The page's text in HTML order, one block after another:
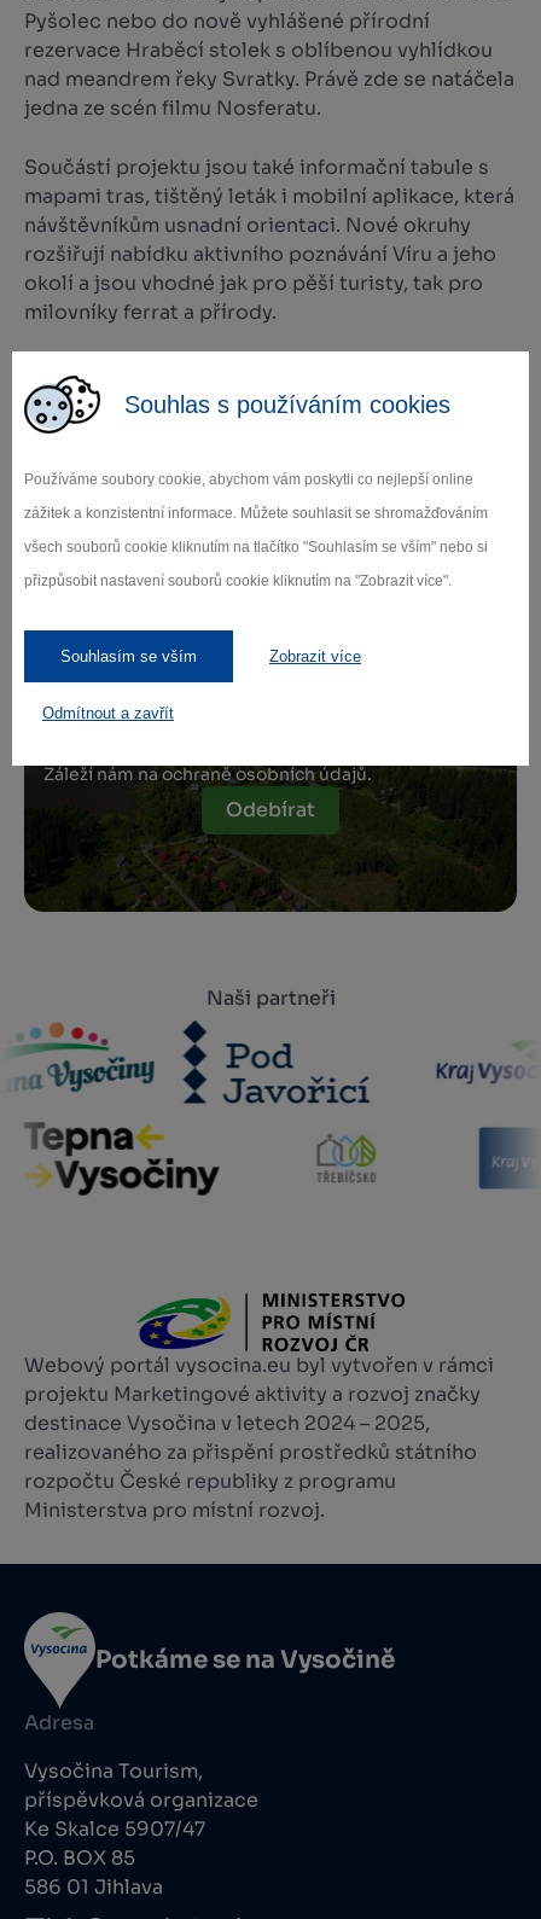
Souhlas s používáním cookies
Používáme soubory cookie, abychom vám poskytli co nejlepší online
zážitek a konzistentní informace. Můžete souhlasit se shromažďováním
všech souborů cookie kliknutím na tlačítko "Souhlasím se vším" nebo si
přizpůsobit nastavení souborů cookie kliknutím na "Zobrazit více".
Souhlasím se vším Zobrazit více
Odmítnout a zavřít
Pyšolec nebo do nově vyhlášené přírodní
rezervace Hraběcí stolek s oblíbenou vyhlídkou
nad meandrem řeky Svratky. Právě zde se natáčela
jedna ze scén filmu Nosferatu.
Součástí projektu jsou také informační tabule s
mapami tras, tištěný leták i mobilní aplikace, která
návštěvníkům usnadní orientaci. Nové okruhy
rozšiřují nabídku aktivního poznávání Víru a jeho
okolí a jsou vhodné jak pro pěší turisty, tak pro
milovníky ferrat a přírody.
Zdroj: Koruna Vysočiny
Zamilujte si Vysočinu
o novinkách.
Záleží nám na ochraně osobních údajů.
Odebírat
Naši partneři
Webový portál vysocina.eu byl vytvořen v rámci
projektu Marketingové aktivity a rozvoj značky
destinace Vysočina v letech 2024 – 2025,
realizovaného za přispění prostředků státního
rozpočtu České republiky z programu
Ministerstva pro místní rozvoj.
Potkáme se na Vysočině
Adresa
Vysočina Tourism,
příspěvková organizace
Ke Skalce 5907/47
P.O. BOX 85
586 01 Jihlava